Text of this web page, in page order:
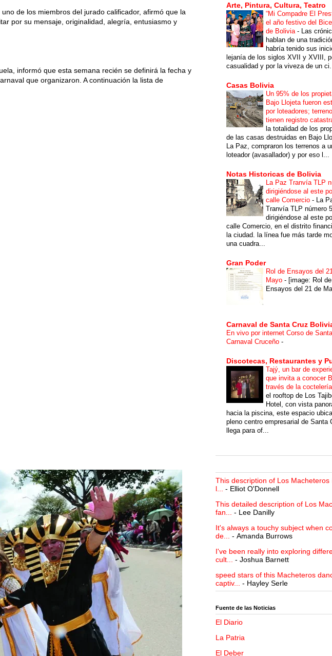
de los miembros del jurado calificador, afirmó que la
por su mensaje, originalidad, alegría, entusiasmo y
informó que esta semana recién se definirá la fecha y
que organizaron. A continuación la lista de
Arte, Pintura, Cultura, Teatro
“Mi Compadre El
el año festivo del
de Bolivia - Las
hablan de una
habría tenido sus
lejanía de los siglos XVII y XVIII,
casualidad y por la viveza de un
Casas Bolivia
Un 95% de los
Bajo Llojeta fueron
por loteadores;
tienen registro
la totalidad de los
de las casas destruidas en Bajo
La Paz, compraron los terrenos a
loteador (avasallador) y por eso l...
Notas Historicas de Bolivia
La Paz Tranvía TLP
dirigiéndose al este
calle Comercio - La
Tranvía TLP número 5
dirigiéndose al este
calle Comercio, en el distrito
la ciudad. la línea fue más tarde
una cuadra...
Gran Poder
Rol de Ensayos del
Mayo - [image: Rol de
Ensayos del 21 de
Carnaval de Santa Cruz
En vivo por internet Corso de
Carnaval Cruceño -
Discotecas, Restaurantes y
Tajý, un bar de
que invita a conocer
través de la
el rooftop de Los
Hotel, con vista
hacia la piscina, este espacio
pleno centro empresarial de Santa
llega para of...
This description of Los Macheteros
l...
- Elliot O'Donnell
This detailed description of Los
fan...
- Lee Danilly
It's always a touchy subject when
de...
- Amanda Burrows
I've been really into exploring
cult...
- Joshua Barnett
speed stars of this Macheteros
captiv...
- Hayley Serle
Fuente de las Noticias
El Diario
La Patria
El Deber